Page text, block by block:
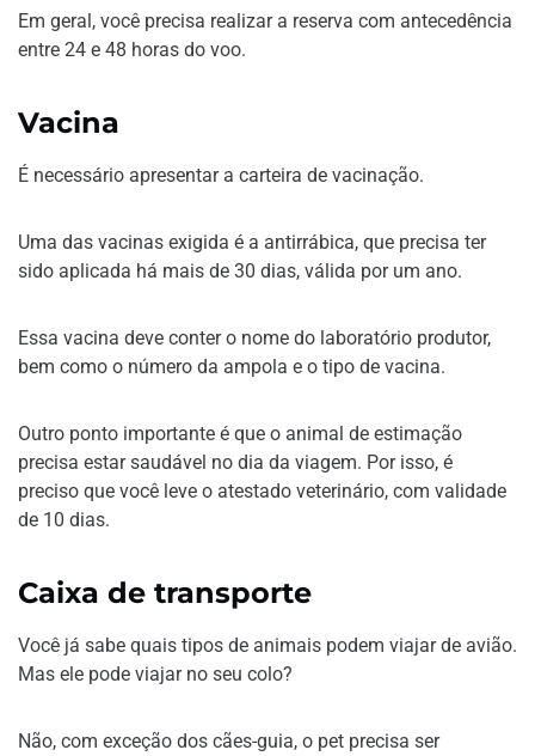
Em geral, você precisa realizar a reserva com antecedência
entre 24 e 48 horas do voo.
Vacina
É necessário apresentar a carteira de vacinação.
Uma das vacinas exigida é a antirrábica, que precisa ter
sido aplicada há mais de 30 dias, válida por um ano.
Essa vacina deve conter o nome do laboratório produtor,
bem como o número da ampola e o tipo de vacina.
Outro ponto importante é que o animal de estimação
precisa estar saudável no dia da viagem. Por isso, é
preciso que você leve o atestado veterinário, com validade
de 10 dias.
Caixa de transporte
Você já sabe quais tipos de animais podem viajar de avião.
Mas ele pode viajar no seu colo?
Não, com exceção dos cães-guia, o pet precisa ser